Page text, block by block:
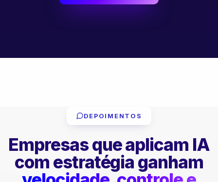
DEPOIMENTOS
Empresas que aplicam IA
com estratégia ganham